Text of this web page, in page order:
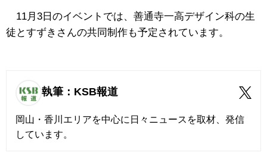
11月3日のイベントでは、善通寺一高デザイン科の生
徒とすずきさんの共同制作も予定されています。
執筆：KSB報道
岡山・香川エリアを中心に日々ニュースを取材、発信
しています。